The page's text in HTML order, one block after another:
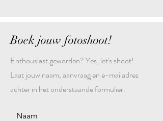
Boek jouw fotoshoot!
Enthousiast geworden? Yes, let's shoot!
Laat jouw naam, aanvraag en e-mailadres
achter in het onderstaande formulier.
Naam